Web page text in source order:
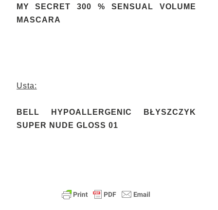
MY SECRET 300 % SENSUAL VOLUME
MASCARA
Usta:
BELL HYPOALLERGENIC BŁYSZCZYK
SUPER NUDE GLOSS 01